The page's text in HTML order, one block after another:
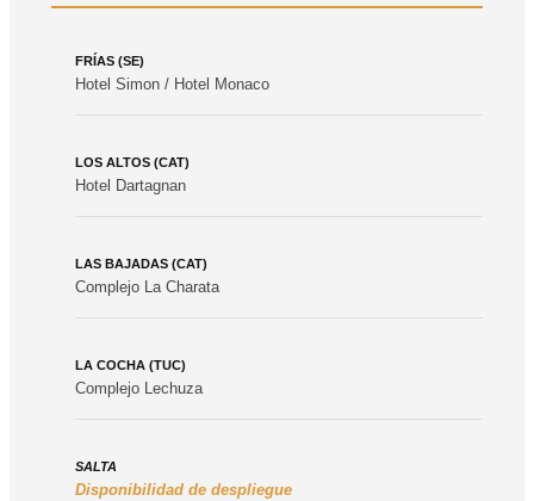
FRÍAS (SE)
Hotel Simon / Hotel Monaco
LOS ALTOS (CAT)
Hotel Dartagnan
LAS BAJADAS (CAT)
Complejo La Charata
LA COCHA (TUC)
Complejo Lechuza
SALTA
Disponibilidad de despliegue